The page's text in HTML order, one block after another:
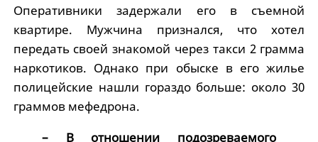
Оперативники задержали его в съемной
квартире. Мужчина признался, что хотел
передать своей знакомой через такси 2 грамма
наркотиков. Однако при обыске в его жилье
полицейские нашли гораздо больше: около 30
граммов мефедрона.
– В отношении подозреваемого